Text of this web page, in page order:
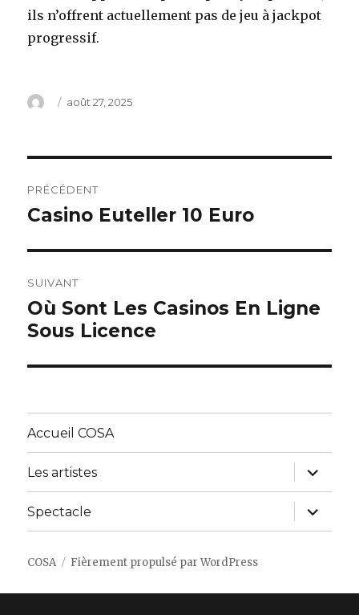
ils n’offrent actuellement pas de jeu à jackpot
progressif.
Auteur
Publié
août 27, 2025
de
PRÉCÉDENT
Article
Casino Euteller 10 Euro
SUIVANT
Article
suivant :
Où Sont Les Casinos En Ligne
Sous Licence
Accueil COSA
Les artistes
ouvrir
le
sous-
menu
Spectacle
ouvrir
le
sous-
COSA Fièrement propulsé par WordPress